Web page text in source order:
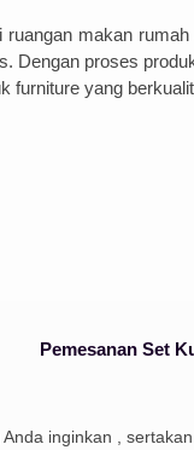
makan
Dengan proses
furniture yang
Pemesanan Set
inginkan ,